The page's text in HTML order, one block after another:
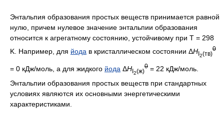
Энтальпия образования простых веществ принимается равной
нулю, причем нулевое значение энтальпии образования
относится к агрегатному состоянию, устойчивому при T = 298
K. Например, для йода в кристаллическом состоянии ΔHI2(тв)
0
= 0 кДж/моль, а для жидкого йода ΔHI2(ж)
0 = 22 кДж/моль.
Энтальпии образования простых веществ при стандартных
условиях являются их основными энергетическими
характеристиками.